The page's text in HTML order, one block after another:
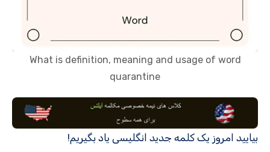
What is definition, meaning and usage of word
quarantine
بیایید امروز یک کلمه جدید انگلیسی یاد بگیریم!